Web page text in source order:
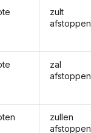
zult
afstoppen
zal
afstoppen
zullen
afstoppen